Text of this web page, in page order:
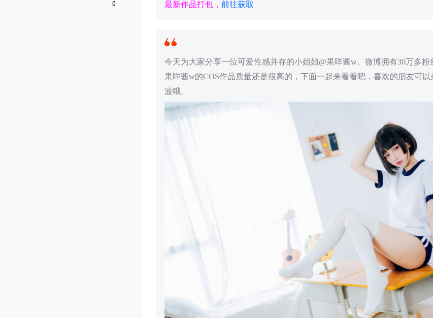
最新作品打包， 前往获取
今天为大家分享一位可爱性感并存的小姐姐@果咩酱w。微博拥有30万多粉
果咩酱w的COS作品质量还是很高的，下面一起来看看吧，喜欢的朋友可
波哦。
0